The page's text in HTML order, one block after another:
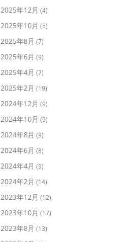
2025年12月 (4)
2025年10月 (5)
2025年8月 (7)
2025年6月 (9)
2025年4月 (7)
2025年2月 (19)
2024年12月 (9)
2024年10月 (9)
2024年8月 (9)
2024年6月 (8)
2024年4月 (9)
2024年2月 (14)
2023年12月 (12)
2023年10月 (17)
2023年8月 (13)